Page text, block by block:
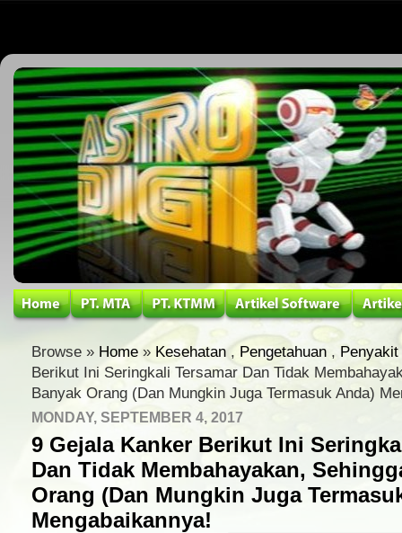
Browse » Home » Kesehatan , Pengetahuan , Penyakit
Berikut Ini Seringkali Tersamar Dan Tidak
Banyak Orang (Dan Mungkin Juga Termasuk Anda)
MONDAY, SEPTEMBER 4, 2017
9 Gejala Kanker Berikut Ini
Dan Tidak Membahayakan,
Orang (Dan Mungkin Juga
Mengabaikannya!